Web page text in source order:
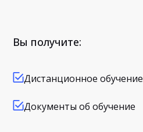
Вы получите:
Дистанционное обучение
Документы об обучение